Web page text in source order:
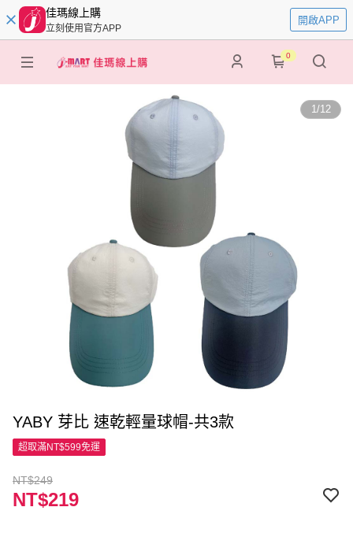
佳瑪線上購
立刻使用官方APP
開啟APP
0
1/12
YABY 芽比 速乾輕量球帽-共3款
超取滿NT$599免運
NT$249
NT$219